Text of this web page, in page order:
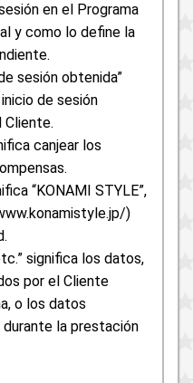
en el Programa
y como lo define la
sesión obtenida”
de sesión
Cliente.
canjear los
“KONAMI STYLE”,
)
significa los datos,
por el Cliente
o los datos
la prestación